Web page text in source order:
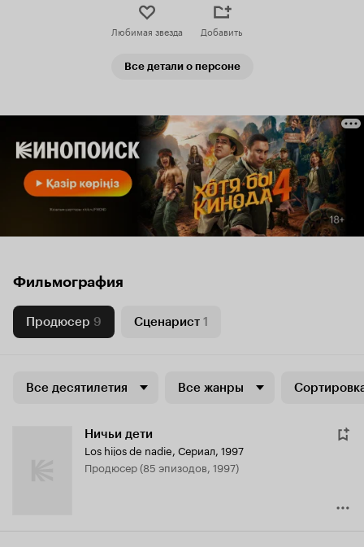
Любимая звезда Добавить
Все детали о персоне
Фильмография
Продюсер 9 Сценарист 1
Все десятилетия Все жанры
Ничьи дети
Los hijos de nadie, Сериал, 1997
продюсер (85 эпизодов, 1997)